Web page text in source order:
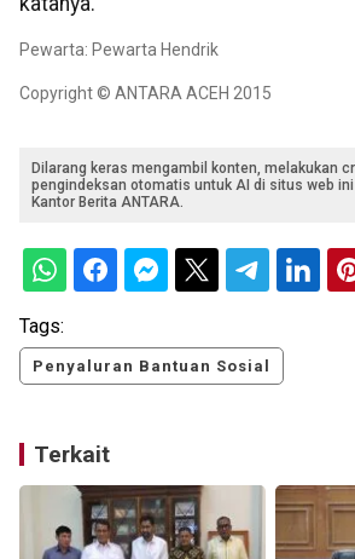
Pewarta: Pewarta Hendrik
Copyright © ANTARA ACEH 2015
Dilarang keras mengambil konten, melakukan
pengindeksan otomatis untuk AI di situs web
Kantor Berita ANTARA.
Tags:
Penyaluran Bantuan Sosial
Terkait